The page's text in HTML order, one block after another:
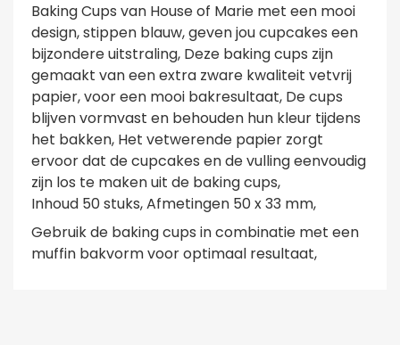
Baking Cups van House of Marie met een mooi
design, stippen blauw, geven jou cupcakes een
bijzondere uitstraling, Deze baking cups zijn
gemaakt van een extra zware kwaliteit vetvrij
papier, voor een mooi bakresultaat, De cups
blijven vormvast en behouden hun kleur tijdens
het bakken, Het vetwerende papier zorgt
ervoor dat de cupcakes en de vulling eenvoudig
zijn los te maken uit de baking cups,
Inhoud 50 stuks, Afmetingen 50 x 33 mm,
Gebruik de baking cups in combinatie met een
muffin bakvorm voor optimaal resultaat,